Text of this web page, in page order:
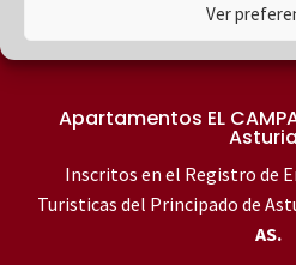
Ver
Apartamentos EL
Inscritos en el Registro de
Turisticas del Principado de
AS.